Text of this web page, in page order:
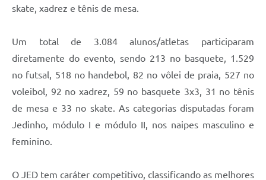
skate, xadrez e tênis de mesa.
Um total de 3.084 alunos/atletas participaram
diretamente do evento, sendo 213 no basquete, 1.529
no futsal, 518 no handebol, 82 no vôlei de praia, 527 no
voleibol, 92 no xadrez, 59 no basquete 3x3, 31 no tênis
de mesa e 33 no skate. As categorias disputadas foram
Jedinho, módulo I e módulo II, nos naipes masculino e
feminino.
O JED tem caráter competitivo, classificando as melhores